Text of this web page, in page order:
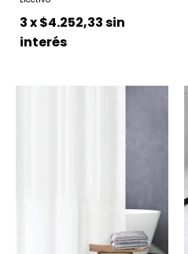
3x$4.252,33sin
interés